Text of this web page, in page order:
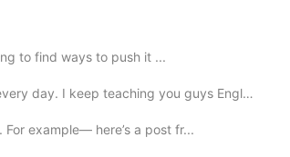
to find ways to push it ...
day. I keep teaching you guys English....
example— here’s a post fr...